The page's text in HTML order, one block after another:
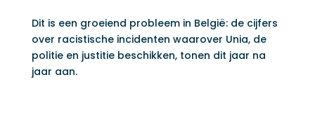
Dit is een groeiend probleem in België: de cijfers
over racistische incidenten waarover Unia, de
politie en justitie beschikken, tonen dit jaar na
jaar aan.